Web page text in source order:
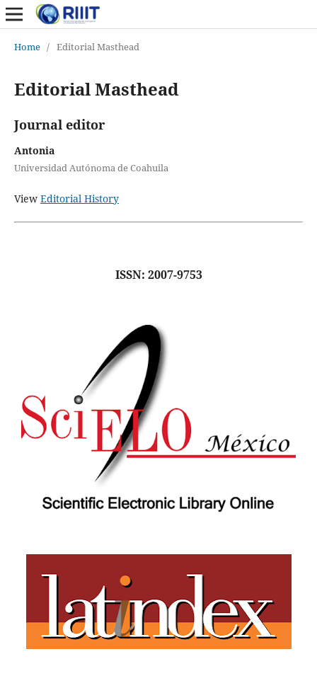
Home / Editorial Masthead
Editorial Masthead
Journal editor
Antonia
Universidad Autónoma de Coahuila
View Editorial History
ISSN: 2007-9753